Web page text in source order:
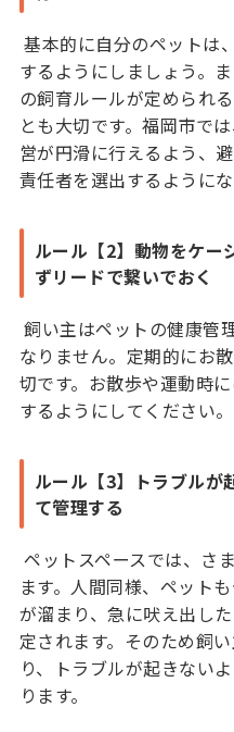
基本的に自分のペットは
するようにしましょう。
の飼育ルールが定められ
とも大切です。福岡市で
営が円滑に行えるよう、
責任者を選出するようにな
ルール【2】動物をケー
ずリードで繋いでおく
飼い主はペットの健康管
なりません。定期的にお
切です。お散歩や運動時
するようにしてください。
ルール【3】トラブルが
て管理する
ペットスペースでは、さ
ます。人間同様、ペット
が溜まり、急に吠え出し
定されます。そのため飼
り、トラブルが起きない
ります。